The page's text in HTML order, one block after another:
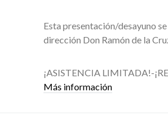
Esta presentación/desayuno
dirección Don Ramón de la
¡ASISTENCIA LIMITADA!-
Más información